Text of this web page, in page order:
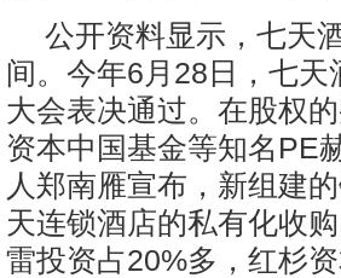
公开资料显示，七天
间。今年6月28日，七
大会表决通过。在股权
资本中国基金等知名PE
人郑南雁宣布，新组建
天连锁酒店的私有化收
雷投资占20%多，红杉资